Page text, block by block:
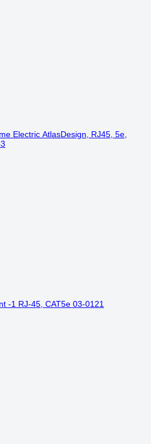
Electric AtlasDesign, RJ45, 5e,
-1 RJ-45, CAT5e 03-0121